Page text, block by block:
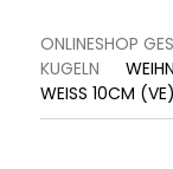
ONLINESHOP
KUGELN
WEISS 10CM (VE)